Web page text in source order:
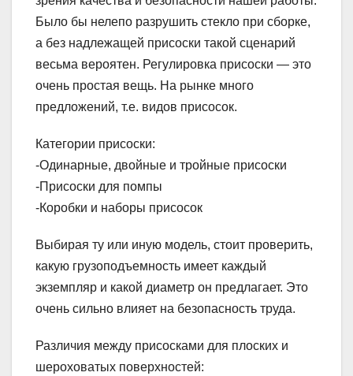
Было бы нелепо разрушить стекло при сборке,
а без надлежащей присоски такой сценарий
весьма вероятен. Регулировка присоски — это
очень простая вещь. На рынке много
предложений, т.е. видов присосок.
Категории присоски:
-Одинарные, двойные и тройные присоски
-Присоски для помпы
-Коробки и наборы присосок
Выбирая ту или иную модель, стоит проверить,
какую грузоподъемность имеет каждый
экземпляр и какой диаметр он предлагает. Это
очень сильно влияет на безопасность труда.
Различия между присосками для плоских и
шероховатых поверхностей: